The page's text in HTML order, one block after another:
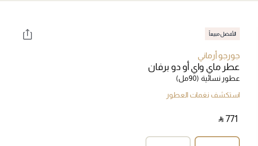
الأفضل مبيعاً
جورجو أرماني
عطر ماي واي أو دو برفان
عطور نسائية (90مل)
استكشف نغمات العطور
‎ ⃁ ⁦771⁩ ‎